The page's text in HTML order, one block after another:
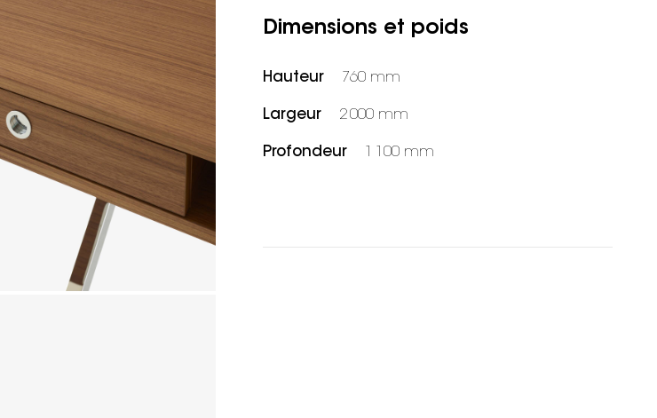
Dimensions et poids
Hauteur 760 mm
Largeur 2 000 mm
Profondeur 1 100 mm